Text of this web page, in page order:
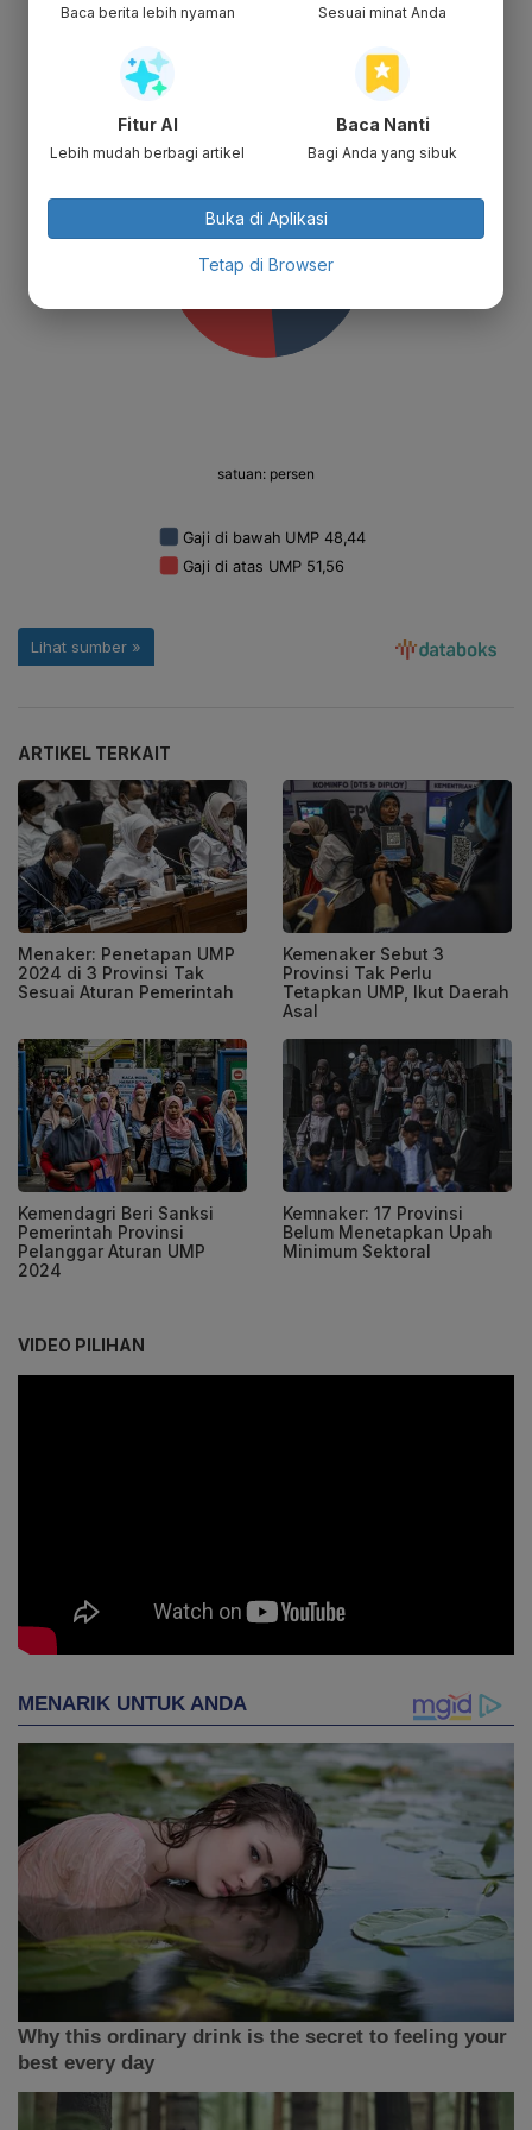
ARTIKEL TERKAIT
Menaker: Penetapan UMP
2024 di 3 Provinsi Tak
Sesuai Aturan Pemerintah
Kemenaker Sebut 3
Provinsi Tak Perlu
Tetapkan UMP, Ikut Daerah
Asal
Kemendagri Beri Sanksi
Pemerintah Provinsi
Pelanggar Aturan UMP
2024
Kemnaker: 17 Provinsi
Belum Menetapkan Upah
Minimum Sektoral
VIDEO PILIHAN
Baca berita lebih nyaman Sesuai minat Anda
Fitur AI
Lebih mudah berbagi artikel
Baca Nanti
Bagi Anda yang sibuk
Buka di Aplikasi
Tetap di Browser